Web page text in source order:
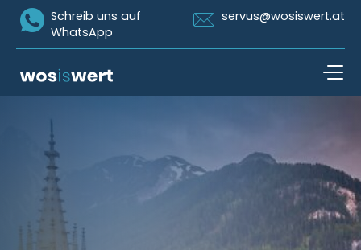
Icon Whatsapp
Schreib uns auf
WhatsApp
Icon Email
servus@wosiswert.at